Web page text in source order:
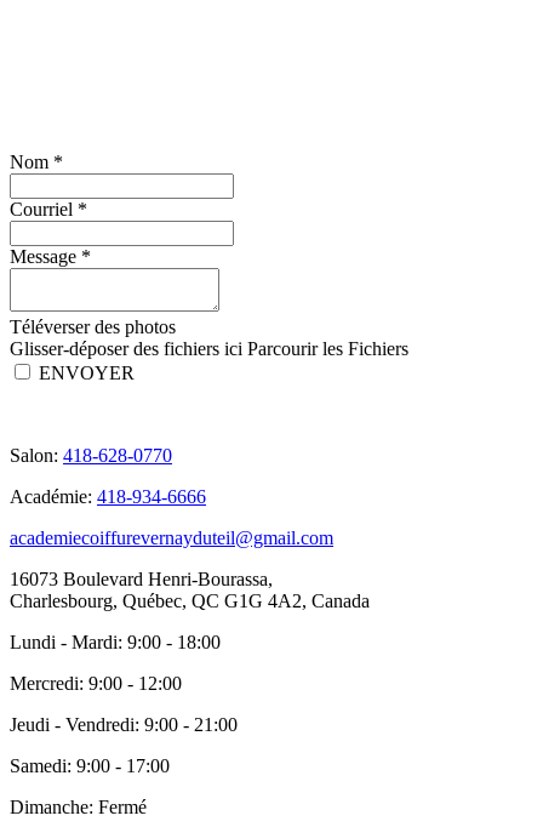
Nom *
Courriel *
Message *
Téléverser des photos
Glisser-déposer des fichiers ici Parcourir les Fichiers
ENVOYER
Salon: 418-628-0770
Académie: 418-934-6666
academiecoiffurevernayduteil@gmail.com
16073 Boulevard Henri-Bourassa,
Charlesbourg, Québec, QC G1G 4A2, Canada
Lundi - Mardi: 9:00 - 18:00
Mercredi: 9:00 - 12:00
Jeudi - Vendredi: 9:00 - 21:00
Samedi: 9:00 - 17:00
Dimanche: Fermé